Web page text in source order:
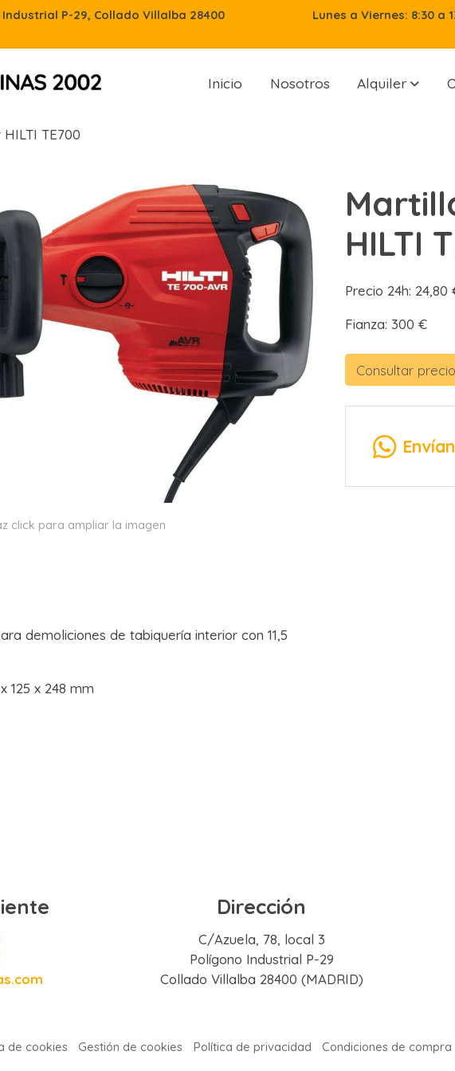
P-29, Collado Villalba 28400
Lunes a Viernes: 8:30 a
Inicio Nosotros Alquiler
TE700
click para ampliar la imagen
demoliciones de tabiquería interior con 11,5
125 x 248 mm
HILTI
Precio 24h: 24,80
Fianza: 300 €
Consultar precio
Dirección
C/Azuela, 78, local 3
Polígono Industrial P-29
Collado Villalba 28400 (MADRID)
de cookies Gestión de cookies Política de privacidad Condiciones de compra